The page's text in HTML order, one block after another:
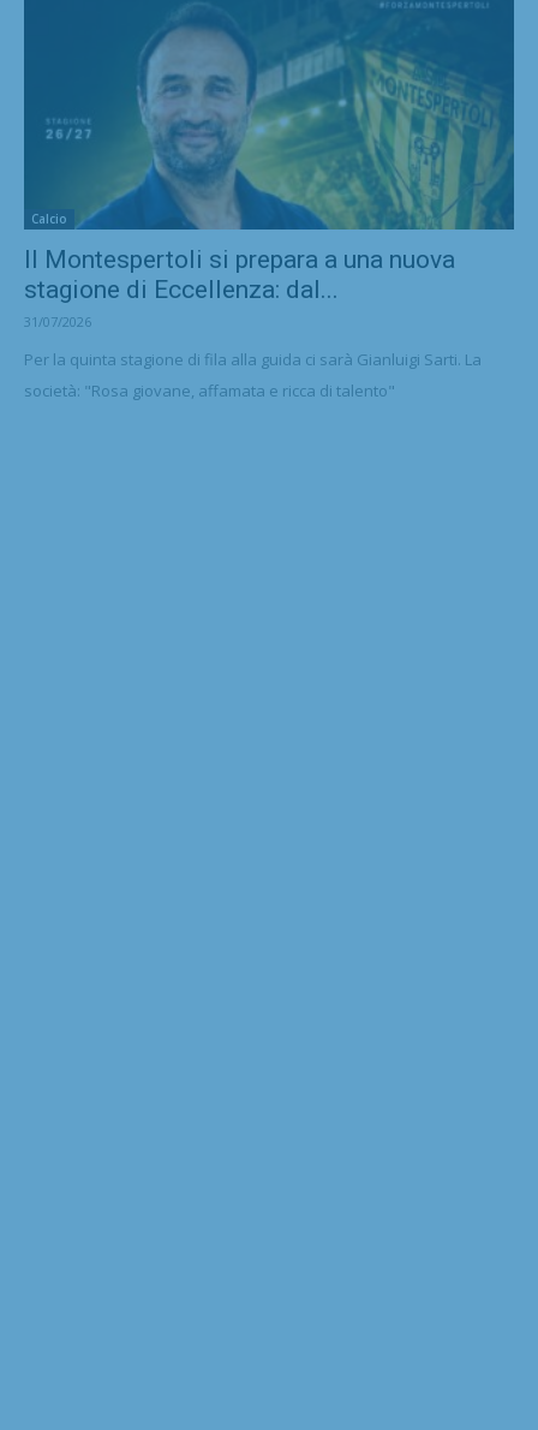
Calcio
Il Montespertoli si prepara a una nuova
stagione di Eccellenza: dal...
31/07/2026
Per la quinta stagione di fila alla guida ci sarà Gianluigi Sarti. La
società: "Rosa giovane, affamata e ricca di talento"